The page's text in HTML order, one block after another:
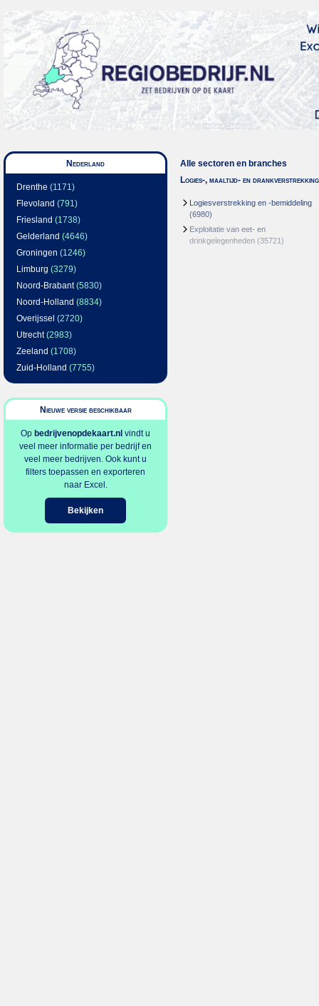
Nederland
Drenthe (1171)
Flevoland (791)
Friesland (1738)
Gelderland (4646)
Groningen (1246)
Limburg (3279)
Noord-Brabant(5830)
Noord-Holland (8834)
Overijssel (2720)
Utrecht(2983)
Zeeland (1708)
Zuid-Holland (7755)
Nieuwe versie beschikbaar
Op bedrijvenopdekaart.nl vindt u
veel meer informatie per bedrijf en
veel meer bedrijven. Ook kunt u
filters toepassen en exporteren
naar Excel.
Bekijken
Alle sectoren en branches
Logies-, maaltijd- en drankverstrekking
Logiesverstrekking en -bemiddeling
(6980)
Exploitatie van eet- en
drinkgelegenheden (35721)